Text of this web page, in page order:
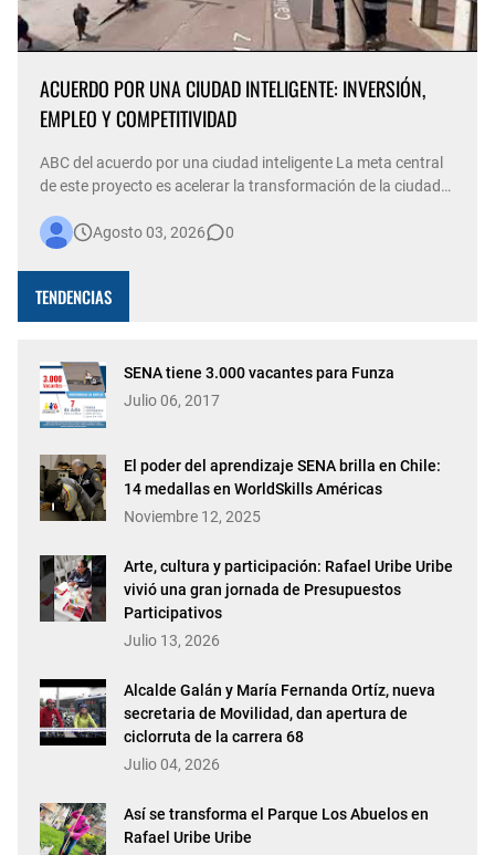
ACUERDO POR UNA CIUDAD INTELIGENTE: INVERSIÓN,
EMPLEO Y COMPETITIVIDAD
ABC del acuerdo por una ciudad inteligente La meta central
de este proyecto es acelerar la transformación de la ciudad
afrontar los desafíos y aprovechar las oportunidades del
Agosto 03, 2026 0
TENDENCIAS
SENA tiene 3.000 vacantes para Funza
Julio 06, 2017
El poder del aprendizaje SENA brilla en Chile:
14 medallas en WorldSkills Américas
Noviembre 12, 2025
Arte, cultura y participación: Rafael Uribe Uribe
vivió una gran jornada de Presupuestos
Participativos
Julio 13, 2026
Alcalde Galán y María Fernanda Ortíz, nueva
secretaria de Movilidad, dan apertura de
ciclorruta de la carrera 68
Julio 04, 2026
Así se transforma el Parque Los Abuelos en
Rafael Uribe Uribe